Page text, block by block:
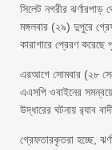
সিলেট নগরীর
মঙ্গলবার (২৯) দুপুরে
কারাগারে প্রেরণ করেছে
এরআগে সোমবার (২৮
এএসপি ওবাইনের
উদ্ধারের ঘটনায় র‌্যাব
গ্রেফতারকৃতরা হচ্ছে,